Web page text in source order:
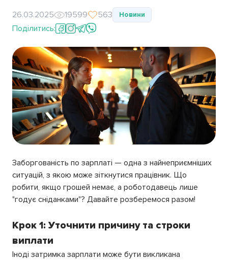
26.03.2025 19599 563 Новини
Поділитись:
Заборгованість по зарплаті — одна з найнеприємніших
ситуацій, з якою може зіткнутися працівник. Що
робити, якщо грошей немає, а роботодавець лише
"годує сніданками"? Давайте розберемося разом!
Крок 1: Уточнити причину та строки
виплати
Іноді затримка зарплати може бути викликана